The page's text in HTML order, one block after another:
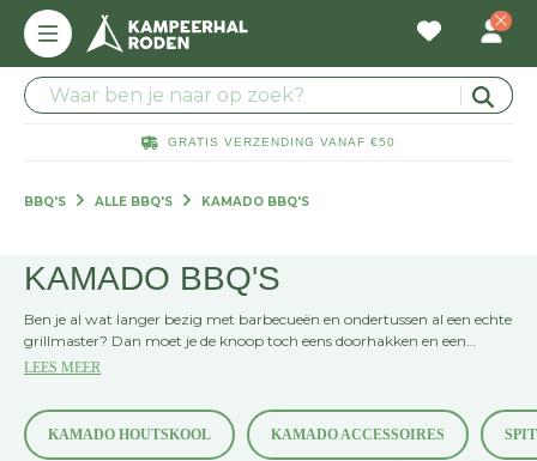
GRATIS VERZENDING VANAF €50
BBQ'S ALLE BBQ'S KAMADO BBQ'S
KAMADO BBQ'S
Ben je al wat langer bezig met barbecueën en ondertussen al een echte
grillmaster? Dan moet je de knoop toch eens doorhakken en een
Kamado barbecue in de achtertuin zetten. Deze barbecues zijn
plezier van. Over het design nog niet eens te spreken.
LEES MEER
KAMADO HOUTSKOOL KAMADO ACCESSOIRES